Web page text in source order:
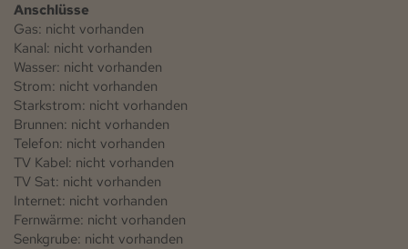
Anschlüsse
Gas: nicht vorhanden
Kanal: nicht vorhanden
Wasser: nicht vorhanden
Strom: nicht vorhanden
Starkstrom: nicht vorhanden
Brunnen: nicht vorhanden
Telefon: nicht vorhanden
TV Kabel: nicht vorhanden
TV Sat: nicht vorhanden
Internet: nicht vorhanden
Fernwärme: nicht vorhanden
Senkgrube: nicht vorhanden